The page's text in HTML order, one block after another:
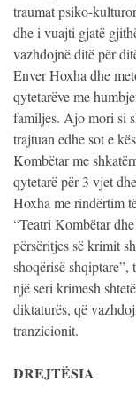
traumat psiko-
dhe i vuajti gjatë
vazhdojnë ditë për
Enver Hoxha dhe
qytetarëve me
familjes. Ajo mori si
trajtuan edhe sot e
Kombëtar me
qytetarë për 3 vjet
Hoxha me rindërtim
“Teatri Kombëtar
përsëritjes së krimit
shoqërisë
një seri krimesh
diktaturës, që
tranzicionit.
DREJTËSIA